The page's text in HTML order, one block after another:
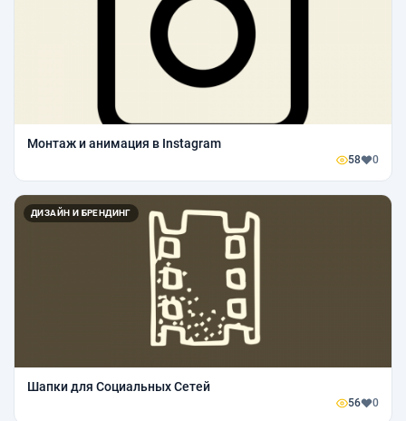
Монтаж и анимация в Instagram
58 0
ДИЗАЙН И БРЕНДИНГ
Шапки для Социальных Сетей
56 0